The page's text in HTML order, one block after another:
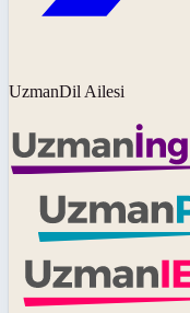
UzmanDil Ailesi